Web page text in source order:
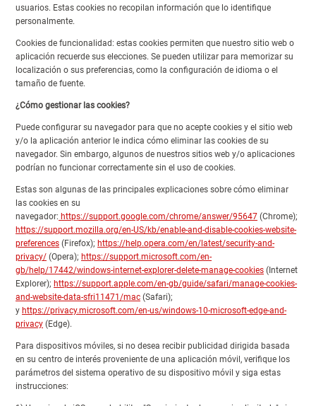
usuarios. Estas cookies no recopilan información que lo identifique
personalmente.
Cookies de funcionalidad: estas cookies permiten que nuestro sitio web o
aplicación recuerde sus elecciones. Se pueden utilizar para memorizar su
localización o sus preferencias, como la configuración de idioma o el
tamaño de fuente.
¿Cómo gestionar las cookies?
Puede configurar su navegador para que no acepte cookies y el sitio web
y/o la aplicación anterior le indica cómo eliminar las cookies de su
navegador. Sin embargo, algunos de nuestros sitios web y/o aplicaciones
podrían no funcionar correctamente sin el uso de cookies.
Estas son algunas de las principales explicaciones sobre cómo eliminar
las cookies en su
navegador: https://support.google.com/chrome/answer/95647 (Chrome);
https://support.mozilla.org/en-US/kb/enable-and-disable-cookies-website-
preferences (Firefox); https://help.opera.com/en/latest/security-and-
privacy/ (Opera); https://support.microsoft.com/en-
gb/help/17442/windows-internet-explorer-delete-manage-cookies (Internet
Explorer); https://support.apple.com/en-gb/guide/safari/manage-cookies-
and-website-data-sfri11471/mac (Safari);
y https://privacy.microsoft.com/en-us/windows-10-microsoft-edge-and-
privacy (Edge).
Para dispositivos móviles, si no desea recibir publicidad dirigida basada
en su centro de interés proveniente de una aplicación móvil, verifique los
parámetros del sistema operativo de su dispositivo móvil y siga estas
instrucciones: